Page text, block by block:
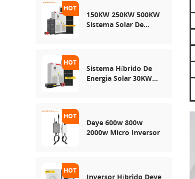
150KW 250KW 500KW
Sistema Solar De
Sistema Híbrido De
Energia Solar 30KW
Deye 600w 800w
2000w Micro Inversor
Inversor Híbrido Deye